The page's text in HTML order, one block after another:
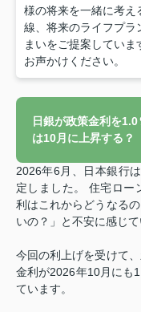
様の将来を一緒に考え
線、将来のライフプラ
まいをご提案してい
お声かけください。
日銀が政策金利を
は10月に上昇する？
2026年6月、日本銀行
定しました。 住宅ロー
利はこれからどうなる
いの？」と不安に感じ
今回の利上げを受けて
金利が2026年10月にも
ています。